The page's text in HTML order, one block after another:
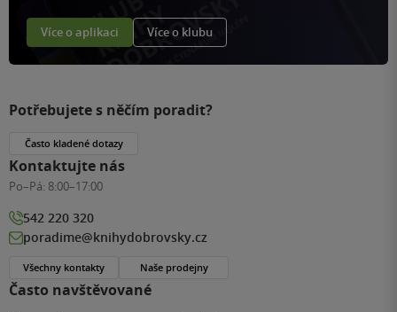
Více o aplikaci Více o klubu
Často navštěvované
Potřebujete s něčím poradit?
Často kladené dotazy
Kontaktujte nás
Po–Pá: 8:00–17:00
542 220 320
poradime@knihydobrovsky.cz
Všechny kontakty Naše prodejny